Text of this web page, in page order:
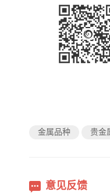
金属品种 贵金
意见反馈